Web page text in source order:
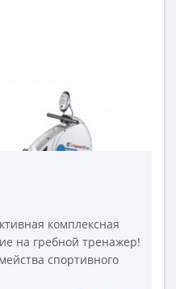
и получить товар
в том числе и в
предназначен..
комплексная
на гребной тренажер!
спортивного